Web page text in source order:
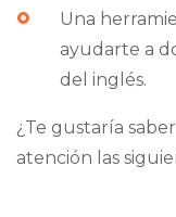
Una
ayudarte a
del inglés.
¿Te gustaría
atención las